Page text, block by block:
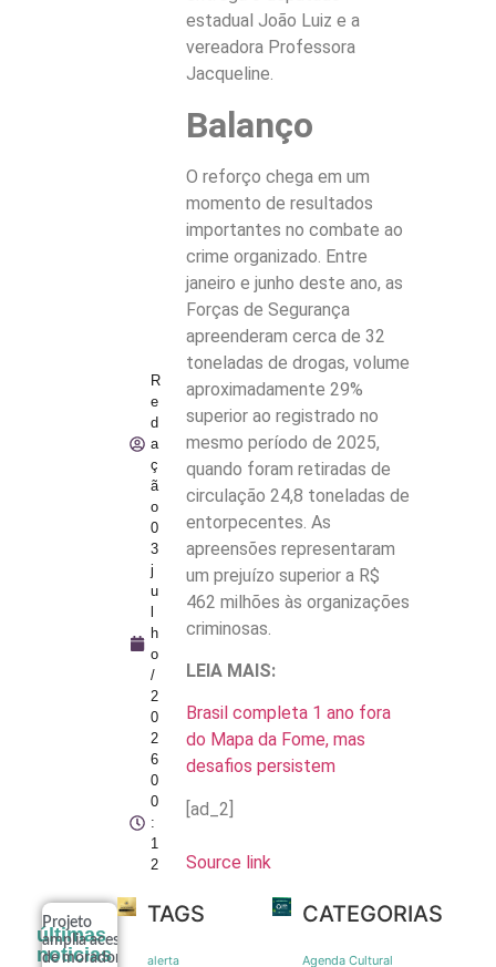
R
e
d
a
ç
ã
o
0
3
j
u
h
o
/
2
0
2
6
0
0
:
1
2
estadual João Luiz e a
vereadora Professora
Jacqueline.
Balanço
O reforço chega em um
momento de resultados
importantes no combate ao
crime organizado. Entre
janeiro e junho deste ano, as
Forças de Segurança
apreenderam cerca de 32
toneladas de drogas, volume
aproximadamente 29%
superior ao registrado no
mesmo período de 2025,
quando foram retiradas de
circulação 24,8 toneladas de
entorpecentes. As
apreensões representaram
um prejuízo superior a R$
462 milhões às organizações
criminosas.
LEIA MAIS:
Brasil completa 1 ano fora
do Mapa da Fome, mas
desafios persistem
[ad_2]
Source link
últimas
noticias
Projeto
amplia acesso
de moradores
TAGS
alerta
CATEGORIAS
Agenda Cultural